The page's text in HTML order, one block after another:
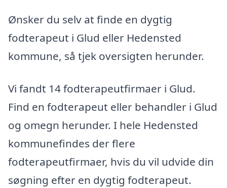
Ønsker du selv at finde en dygtig
fodterapeut i Glud eller Hedensted
kommune, så tjek oversigten herunder.
Vi fandt 14 fodterapeutfirmaer i Glud.
Find en fodterapeut eller behandler i Glud
og omegn herunder. I hele Hedensted
kommunefindes der flere
fodterapeutfirmaer, hvis du vil udvide din
søgning efter en dygtig fodterapeut.